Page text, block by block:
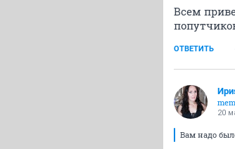
Всем
ОТВЕТИТЬ
20
Вам надо